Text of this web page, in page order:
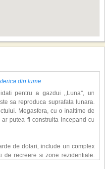
din lume
pentru a gazdui ,,Luna'', un
sa reproduca suprafata lunara.
Megasfera, cu o inaltime de
putea fi construita incepand cu
de dolari, include un complex
de recreere si zone rezidentiale.